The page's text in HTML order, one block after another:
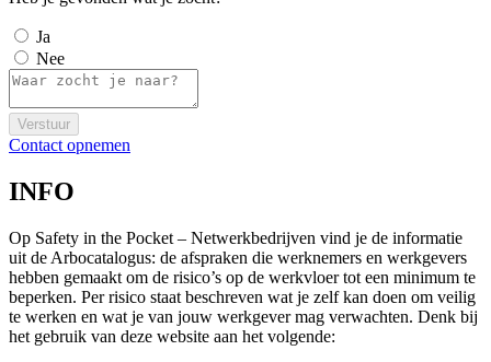
Ja
Nee
Verstuur
Contact opnemen
INFO
Op Safety in the Pocket – Netwerkbedrijven vind je de informatie
uit de Arbocatalogus: de afspraken die werknemers en werkgevers
hebben gemaakt om de risico’s op de werkvloer tot een minimum te
beperken. Per risico staat beschreven wat je zelf kan doen om veilig
te werken en wat je van jouw werkgever mag verwachten. Denk bij
het gebruik van deze website aan het volgende: